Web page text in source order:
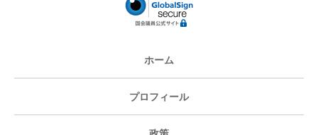
ホーム
プロフィール